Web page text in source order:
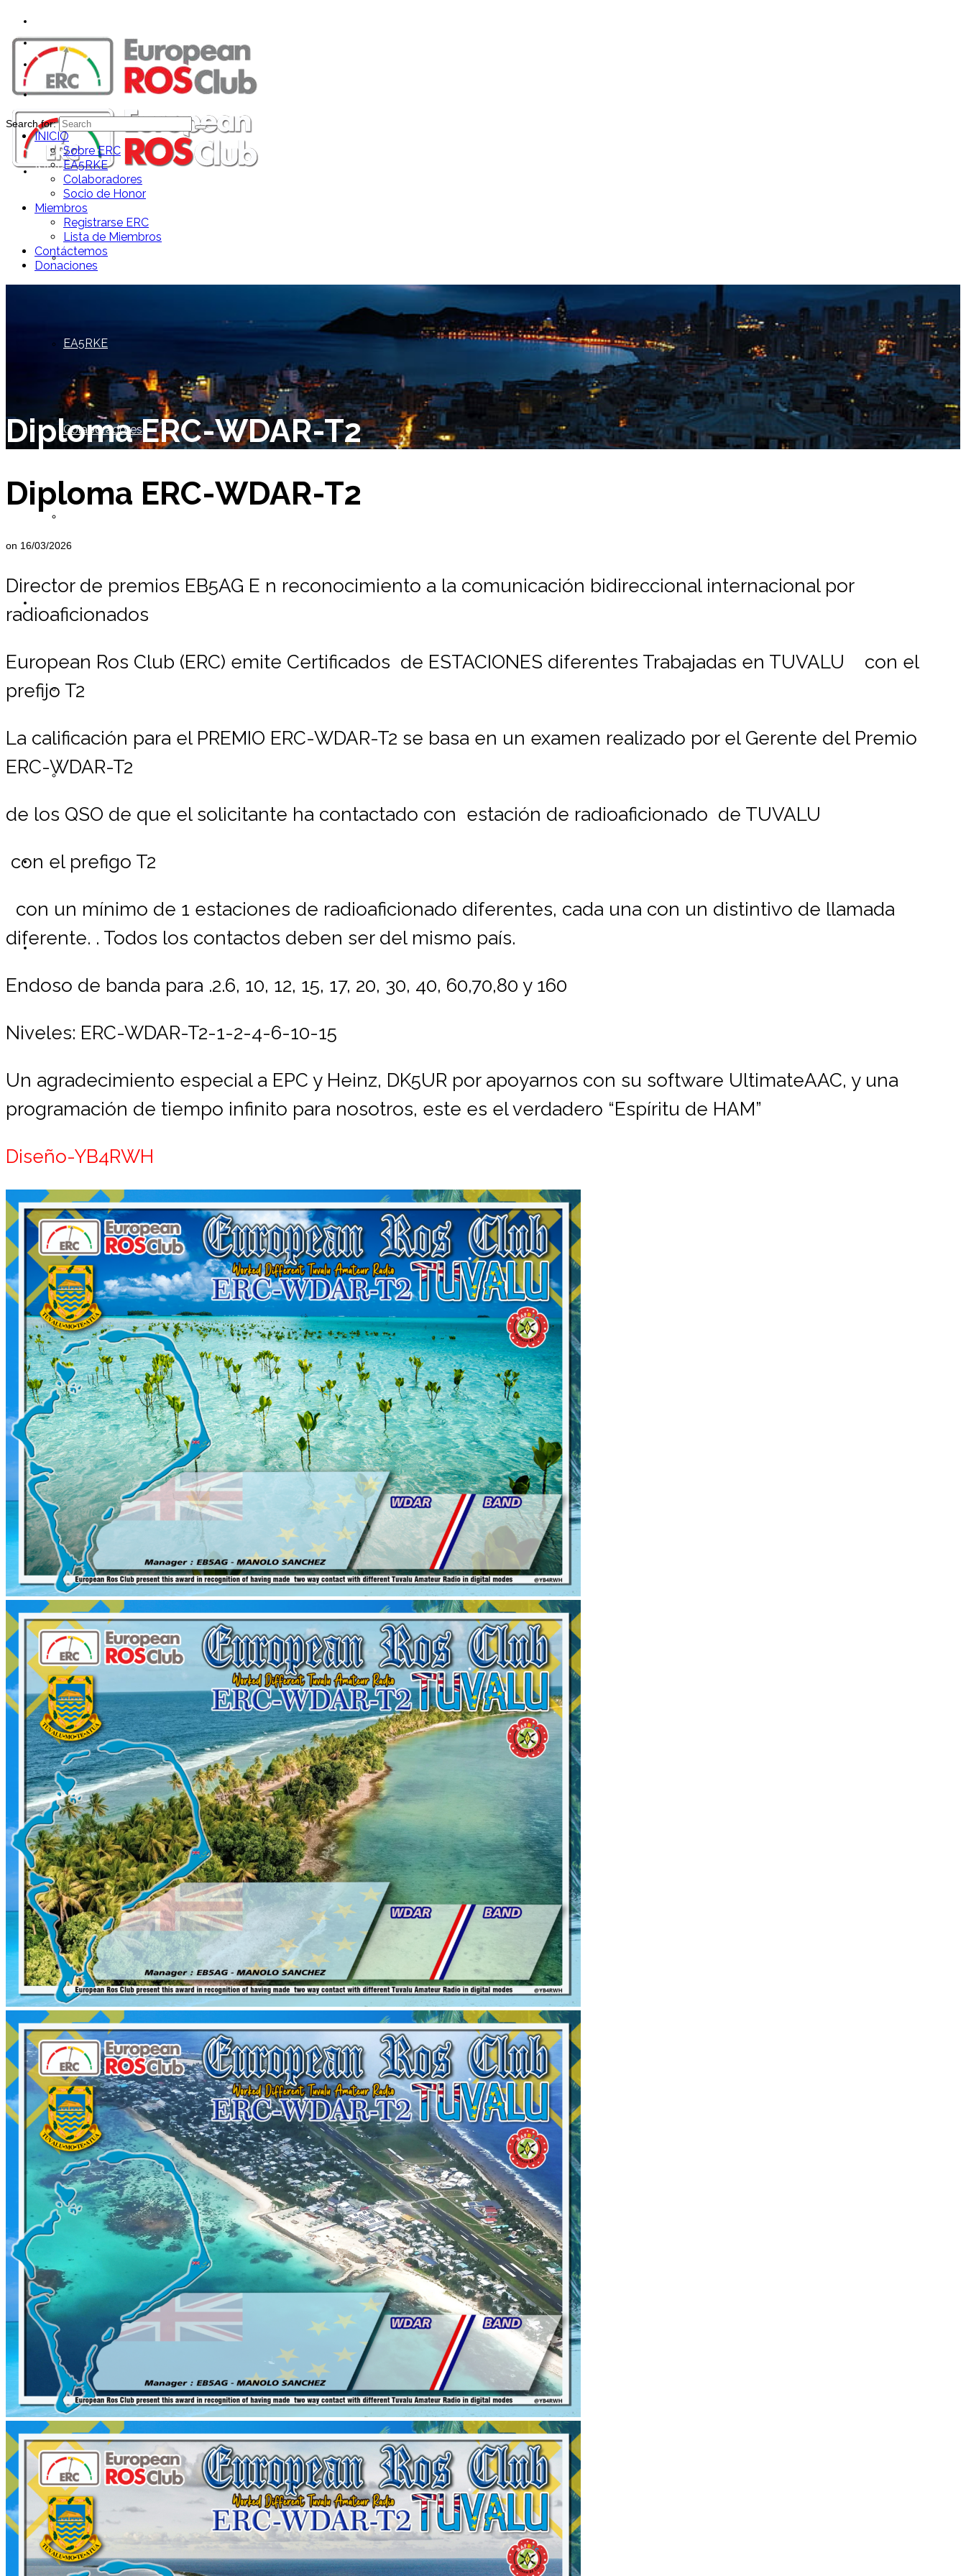
Search for:
INICIO
Sobre ERC
EA5RKE
Colaboradores
Registrarse ERC
Lista de Miembros
Contáctemos
Donaciones
INICIO
Sobre ERC
EA5RKE
Colaboradores
Socio de Honor
Miembros
Registrarse ERC
Lista de Miembros
Contáctemos
Donaciones
Diploma ERC-WDAR-T2
Diploma ERC-WDAR-T2
on 16/03/2026
Director de premios EB5AG E n reconocimiento a la comunicación bidireccional internacional por
radioaficionados
European Ros Club (ERC) emite Certificados de ESTACIONES diferentes Trabajadas en TUVALU con el
prefijo T2
La calificación para el PREMIO ERC-WDAR-T2 se basa en un examen realizado por el Gerente del Premio
ERC-WDAR-T2
de los QSO de que el solicitante ha contactado con estación de radioaficionado de TUVALU
con el prefigo T2
con un mínimo de 1 estaciones de radioaficionado diferentes, cada una con un distintivo de llamada
diferente. . Todos los contactos deben ser del mismo país.
Endoso de banda para .2.6, 10, 12, 15, 17, 20, 30, 40, 60,70,80 y 160
Niveles: ERC-WDAR-T2-1-2-4-6-10-15
Un agradecimiento especial a EPC y Heinz, DK5UR por apoyarnos con su software UltimateAAC, y una
programación de tiempo infinito para nosotros, este es el verdadero “Espíritu de HAM”
Diseño-YB4RWH